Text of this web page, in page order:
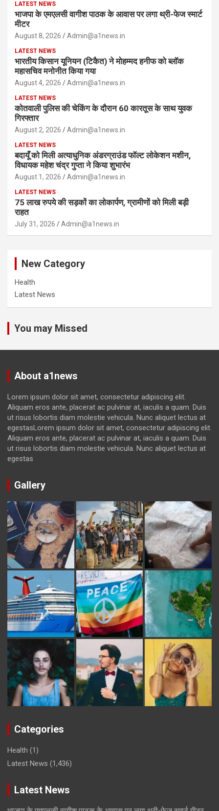
LATEST NEWS
भाजपा के एमएलसी वागीश पाठक के आवास पर लगा थ्री-फेज स्मार्ट
मीटर
August 8, 2026 Admin@a1news.in
LATEST NEWS
भारतीय किसान यूनियन (टिकैत) ने मोहम्मद हनीफ को ब्लॉक
महासचिव मनोनीत किया गया
August 4, 2026 Admin@a1news.in
LATEST NEWS
कोतवाली पुलिस की चेकिंग के दौरान 60 कारतूस के साथ युवक
गिरफ्तार
August 2, 2026 Admin@a1news.in
LATEST NEWS
बदायूँ को मिली अत्याधुनिक अंडरग्राउंड फॉल्ट लोकेशन मशीन,
विधायक महेश चंद्र गुप्ता ने किया शुभारंभ
August 1, 2026 Admin@a1news.in
LATEST NEWS
75 लाख रुपये की सड़कों का लोकार्पण, ग्रामीणों को मिली बड़ी
राहत
July 31, 2026 Admin@a1news.in
New Category
Health
Latest News
You may Missed
About a1news
Lorem ipsum dolor sit amet, consectetur adipiscing elit.
Aliquam eros ante, placerat ac pulvinar at, iaculis a quam. Duis
ut risus lobortis diam molestie vehicula. Nunc aliquet lectus at
egestasLorem ipsum dolor sit amet, consectetur adipiscing elit.
Aliquam eros ante, placerat ac pulvinar at, iaculis a quam. Duis
ut risus lobortis diam molestie vehicula. Nunc aliquet lectus at
egestas
Gallery
Categories
Health (1)
Latest News (1,436)
Latest News